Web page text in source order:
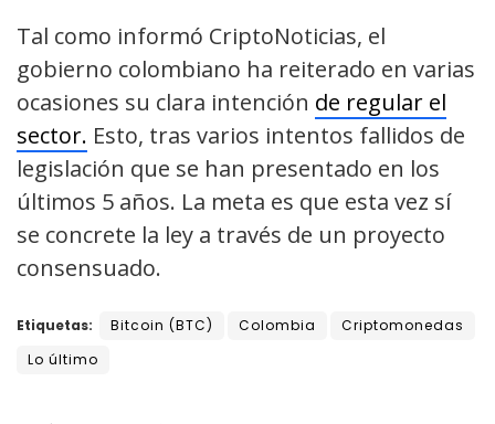
Tal como informó CriptoNoticias, el
gobierno colombiano ha reiterado en varias
ocasiones su clara intención de regular el
sector. Esto, tras varios intentos fallidos de
legislación que se han presentado en los
últimos 5 años. La meta es que esta vez sí
se concrete la ley a través de un proyecto
consensuado.
Etiquetas: Bitcoin (BTC) Colombia
Criptomonedas
Lo último